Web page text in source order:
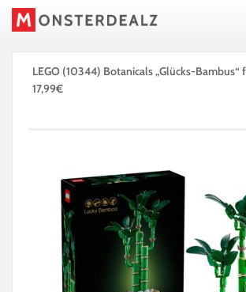
LEGO (10344) Botanicals „Glücks-Bambus“
17,99€